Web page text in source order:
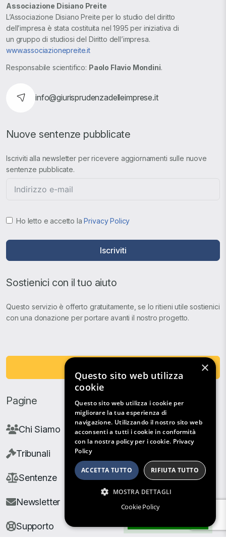
Associazione Disiano Preite
L’Associazione Disiano Preite per lo studio del diritto
dell’impresa è stata costituita nel 1995 per iniziativa di
un gruppo di studiosi del Diritto dell’impresa.
www.associazionepreite.it
Responsabile scientifico: Paolo Flavio Mondini.
info@giurisprudenzadelleimprese.it
Nuove sentenze pubblicate
Iscriviti alla newsletter per ricevere aggiornamenti sulle nuove
sentenze pubblicate.
Ho letto e accetto laPrivacy Policy
Iscriviti
Sostienici con il tuo aiuto
Questo servizio è offerto gratuitamente, se lo ritieni utile sostienici
con una donazione per portare avanti il nostro progetto.
Pagine
Chi Siamo
Tribunali
Sentenze
Newsletter
Supporto
×
Questo sito web utilizza
cookie
Questo sito web utilizza i cookie per
migliorare la tua esperienza di
navigazione. Utilizzando il nostro sito web
acconsenti a tutti i cookie in conformità
con la nostra policy per i cookie. Privacy
Policy
ACCETTA TUTTO RIFIUTA TUTTO
MOSTRA DETTAGLI
Cookie Policy